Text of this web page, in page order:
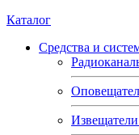
Каталог
Средства и